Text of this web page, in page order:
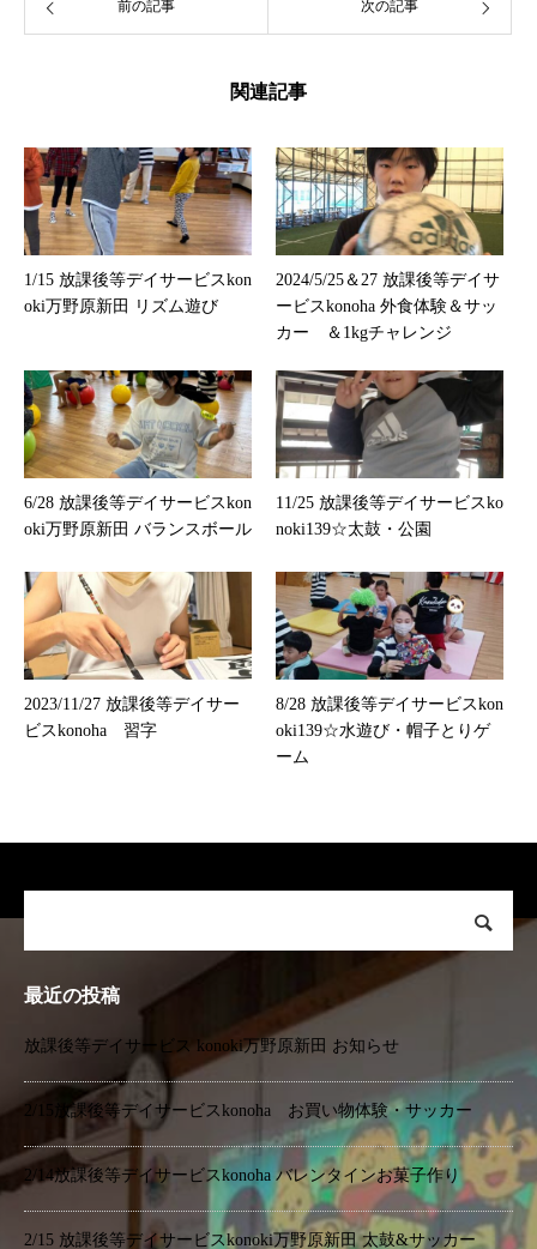
前の記事 次の記事
関連記事
1/15 放課後等デイサービスkon
oki万野原新田 リズム遊び
2024/5/25＆27 放課後等デイサ
ービスkonoha 外食体験＆サッ
カー ＆1kgチャレンジ
6/28 放課後等デイサービスkon
oki万野原新田 バランスボール
11/25 放課後等デイサービスko
noki139☆太鼓・公園
2023/11/27 放課後等デイサー
ビスkonoha 習字
8/28 放課後等デイサービスkon
oki139☆水遊び・帽子とりゲ
ーム
最近の投稿
放課後等デイサービス konoki万野原新田 お知らせ
2/15放課後等デイサービスkonoha お買い物体験・サッカー
2/14放課後等デイサービスkonoha バレンタインお菓子作り
2/15 放課後等デイサービスkonoki万野原新田 太鼓&サッカー